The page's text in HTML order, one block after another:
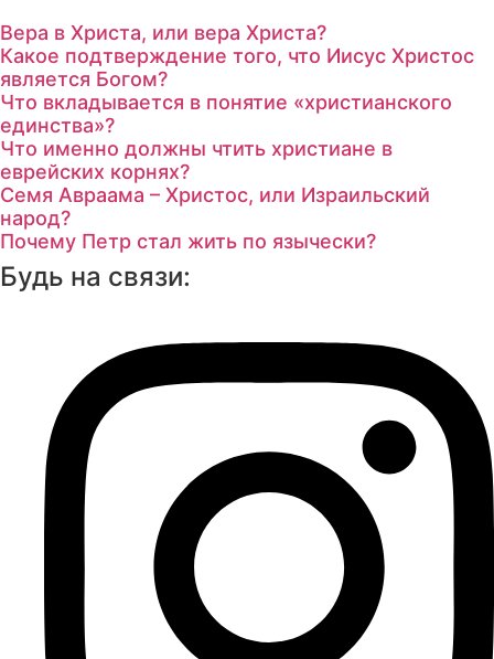
Вера в Христа, или вера Христа?
Какое подтверждение того, что Иисус Христос
является Богом?
Что вкладывается в понятие «христианского
единства»?
Что именно должны чтить христиане в
еврейских корнях?
Семя Авраама – Христос, или Израильский
народ?
Почему Петр стал жить по язычески?
Будь на связи: